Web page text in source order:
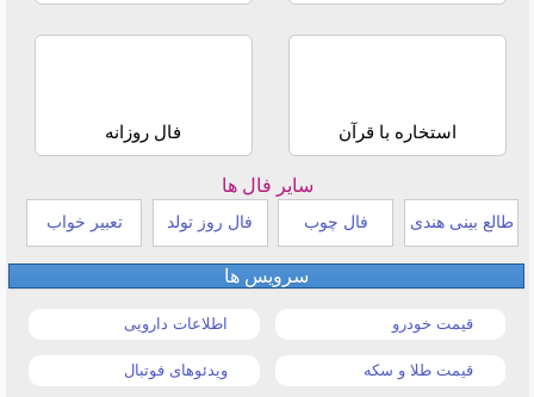
استخاره با قرآن فال روزانه
سایر فال ها
طالع بینی هندی فال چوب فال روز تولد تعبیر خواب
سرویس ها
قیمت خودرو اطلاعات دارویی
قیمت طلا و سکه ویدئوهای فوتبال